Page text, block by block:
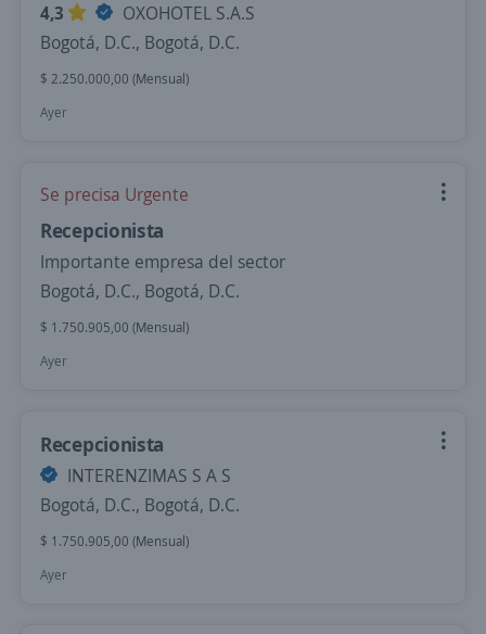
4,3
OXOHOTEL S.A.S
Bogotá, D.C., Bogotá, D.C.
$ 2.250.000,00 (Mensual)
Ayer
Se precisa Urgente
Recepcionista
Importante empresa del sector
Bogotá, D.C., Bogotá, D.C.
$ 1.750.905,00 (Mensual)
Ayer
Recepcionista
INTERENZIMAS S A S
Bogotá, D.C., Bogotá, D.C.
$ 1.750.905,00 (Mensual)
Ayer